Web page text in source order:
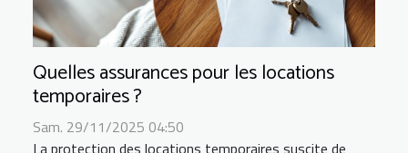
Quelles assurances pour les locations
temporaires ?
Sam. 29/11/2025 04:50
La protection des locations temporaires suscite de